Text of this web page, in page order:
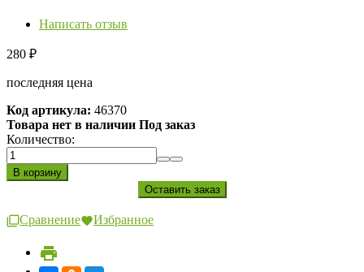
Написать отзыв
280 ₽
последняя цена
Код артикула: 46370
Товара нет в наличии Под заказ
Количество:
Сравнение Избранное